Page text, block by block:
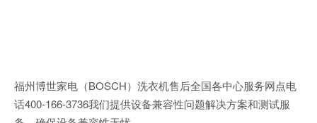
福州博世家电（BOSCH）洗衣机售后全国各中心服务网点电
话400-166-3736我们提供设备兼容性问题解决方案和测试服